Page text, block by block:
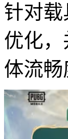
针对
优化
体流畅